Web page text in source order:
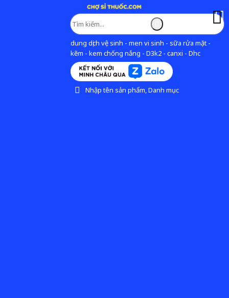
dung dịch vệ sinh - men vi sinh - sữa rửa mặt -
kẽm - kem chống nắng - D3k2 - canxi - Dhc
Nhập tên sản phẩm, Danh mục